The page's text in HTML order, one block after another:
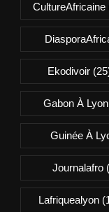
CultureAfricaine
Ekodivoir
Gabon À Lyon
Guinée À
Journalafro
Lafriquealyon